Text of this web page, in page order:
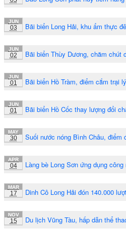
JUN
03 Bãi biển Long Hải, khu ẩm thực
JUN
02 Bãi biển Thùy Dương, chăm chút
JUN
01 Bãi biển Hồ Tràm, điểm cắm trại
JUN
01 Bãi biển Hồ Cốc thay lượng đổi
MAY
30 Suối nước nóng Bình Châu, điểm
APR
04 Làng bè Long Sơn ứng dụng công
MAR
17 Dinh Cô Long Hải đón 140.000
NOV
15 Du lịch Vũng Tàu, hấp dẫn thể